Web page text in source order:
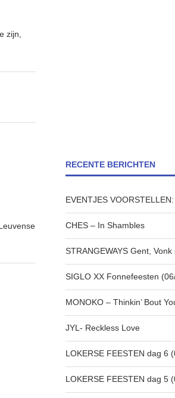
zijn,
RECENTE BERICHTEN
EVENTJES
CHES – In Shambles
STRANGEWAYS Gent,
SIGLO XX Fonnefeesten
MONOKO – Thinkin’ Bout
JYL- Reckless Love
LOKERSE FEESTEN dag 6
LOKERSE FEESTEN dag 5